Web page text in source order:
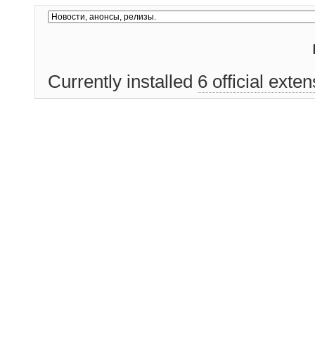
Currently installed 6 official